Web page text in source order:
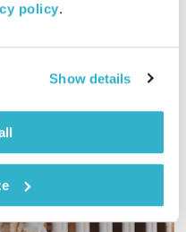
policy.
Show details
טלי פולק מארחת את יעל